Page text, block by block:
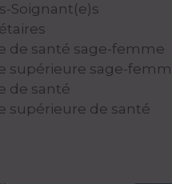
Soignant(e)s
de santé sage-femme
supérieure sage-
de santé
supérieure de santé